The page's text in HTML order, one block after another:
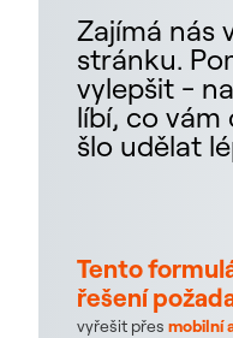
Zajímá nás
stránku.
vylepšit -
líbí, co vám
šlo udělat
Tento
řešení
vyřešit přes mobilní